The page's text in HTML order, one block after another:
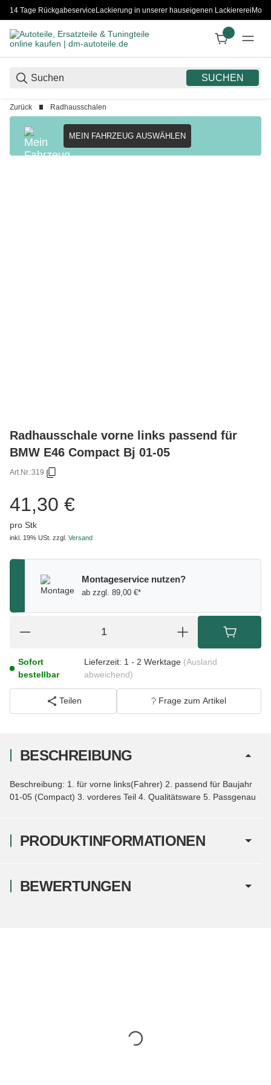
14 Tage RückgabeserviceLackierung in unserer hauseigenen Lackiererei
SUCHEN
Zurück Radhausschalen
MEIN FAHRZEUG AUSWÄHLEN
Radhausschale vorne links passend für
BMW E46 Compact Bj 01-05
Art.Nr.:319
41,30 €
pro Stk
inkl. 19% USt. zzgl. Versand
Montageservice nutzen?
ab zzgl. 89,00 €*
Sofort
bestellbar
Lieferzeit: 1 - 2 Werktage (Ausland
abweichend)
Teilen Frage zum Artikel
PRODUKTINFORMATIONEN
BESCHREIBUNG
Beschreibung: 1. für vorne links(Fahrer) 2. passend für Baujahr
01-05 (Compact) 3. vorderes Teil 4. Qualitätsware 5. Passgenau
BEWERTUNGEN